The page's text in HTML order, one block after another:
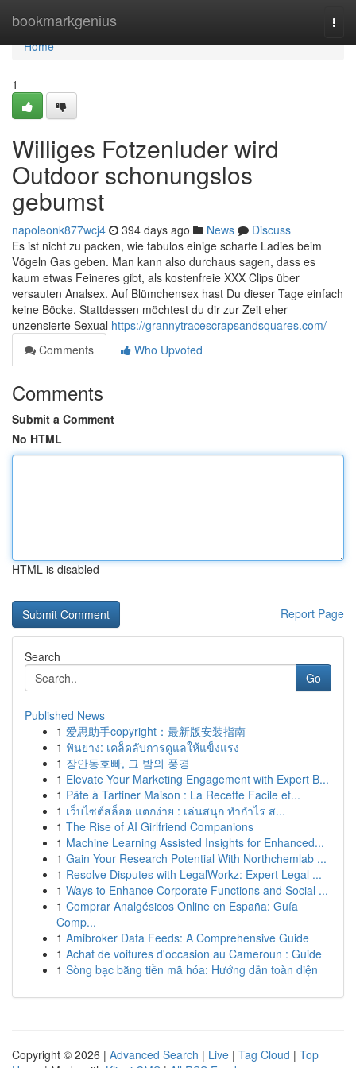
bookmarkgenius
Home
Home
1
Williges Fotzenluder wird
Outdoor schonungslos
gebumst
napoleonk877wcj4 394 days ago News
Discuss
Es ist nicht zu packen, wie tabulos einige scharfe Ladies beim
Vögeln Gas geben. Man kann also durchaus sagen, dass es
kaum etwas Feineres gibt, als kostenfreie XXX Clips über
versauten Analsex. Auf Blümchensex hast Du dieser Tage einfach
keine Böcke. Stattdessen möchtest du dir zur Zeit eher
unzensierte Sexual https://grannytracescrapsandsquares.com/
Comments
Who Upvoted
Comments
Submit a Comment
No HTML
HTML is disabled
Report Page
Search
Go
Published News
1 爱思助手copyright：最新版安装指南
1 ฟันยาง: เคล็ดลับการดูแลให้แข็งแรง
1 장안동호빠, 그 밤의 풍경
1 Elevate Your Marketing Engagement with Expert B...
1 Pâte à Tartiner Maison : La Recette Facile et...
1 เว็บไซต์สล็อต แตกง่าย : เล่นสนุก ทำกำไร ส...
1 The Rise of AI Girlfriend Companions
1 Machine Learning Assisted Insights for Enhanced...
1 Gain Your Research Potential With Northchemlab ...
1 Resolve Disputes with LegalWorkz: Expert Legal ...
1 Ways to Enhance Corporate Functions and Social ...
1 Comprar Analgésicos Online en España: Guía
Comp...
1 Amibroker Data Feeds: A Comprehensive Guide
1 Achat de voitures d'occasion au Cameroun : Guide
1 Sòng bạc bằng tiền mã hóa: Hướng dẫn toàn diện
Copyright © 2026 | Advanced Search | Live | Tag Cloud | Top